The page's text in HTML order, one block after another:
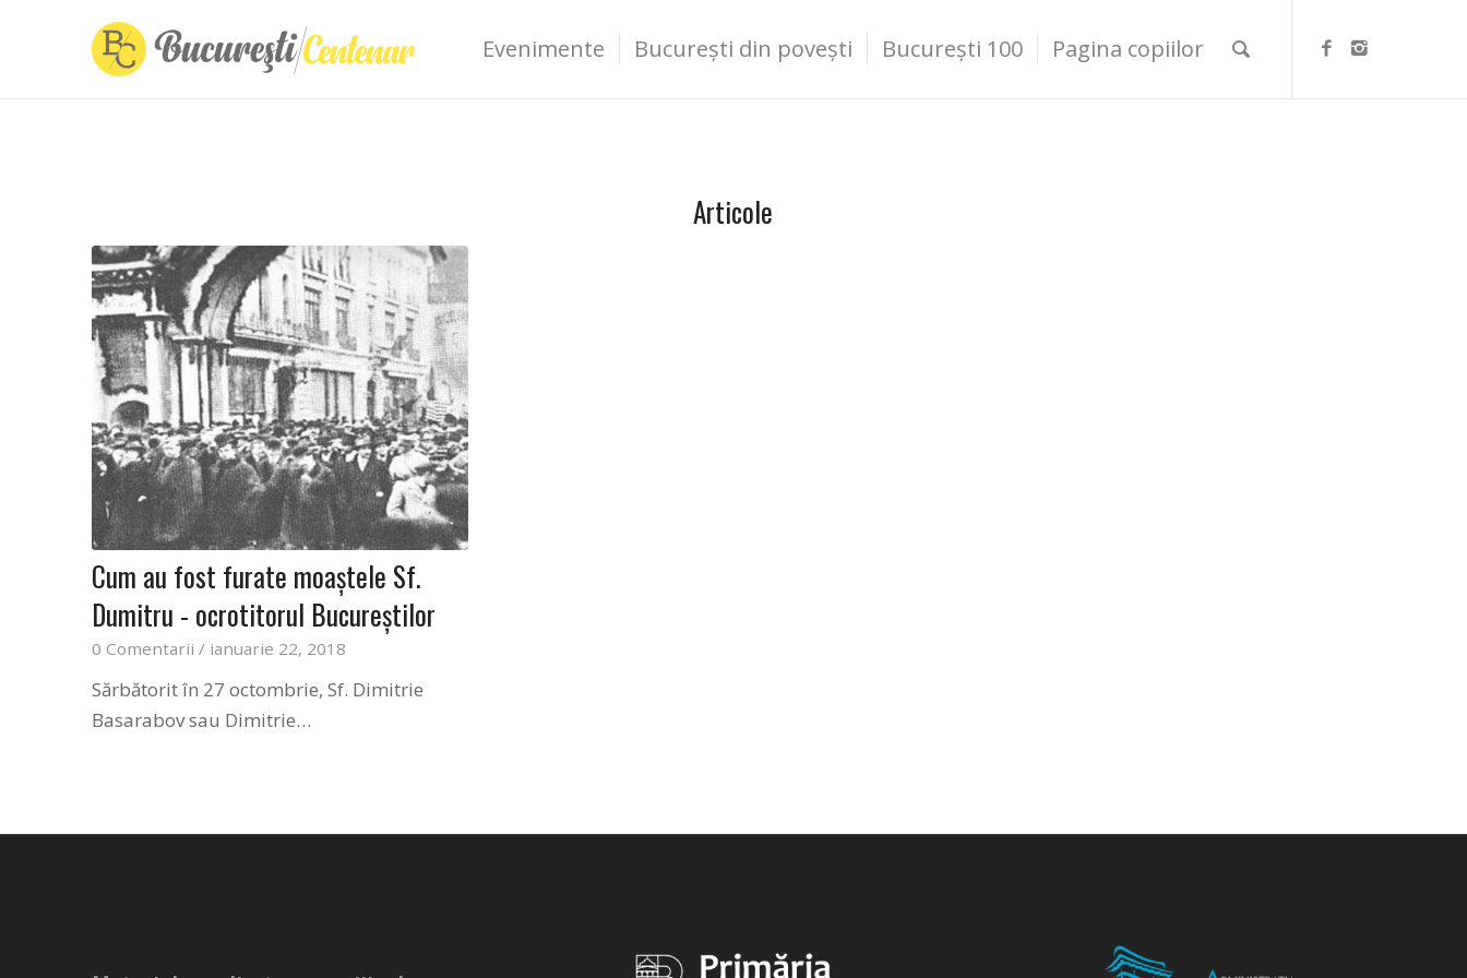
Evenimente București din povești București 100 Pagina copiilor
Articole
Cum au fost furate moaştele Sf.
Dumitru - ocrotitorul Bucureştilor
0 Comentarii / ianuarie 22, 2018
Sărbătorit în 27 octombrie, Sf. Dimitrie
Basarabov sau Dimitrie…